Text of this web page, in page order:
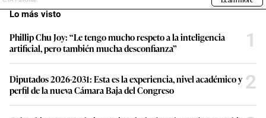
Lo más visto
Phillip Chu Joy: “Le tengo mucho respeto a la inteligencia
artificial, pero también mucha desconfianza”
1
Diputados 2026-2031: Esta es la experiencia, nivel académico y
perfil de la nueva Cámara Baja del Congreso
2